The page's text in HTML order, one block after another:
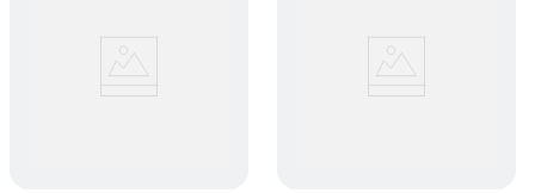
canon sx740 hs
lavaliera